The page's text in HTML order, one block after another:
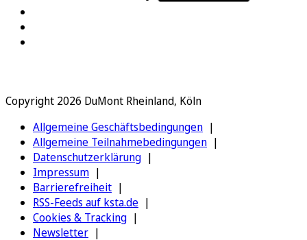
Copyright 2026 DuMont Rheinland, Köln
Allgemeine Geschäftsbedingungen
Allgemeine Teilnahmebedingungen
Datenschutzerklärung
Impressum
Barrierefreiheit
RSS-Feeds auf ksta.de
Cookies & Tracking
Newsletter